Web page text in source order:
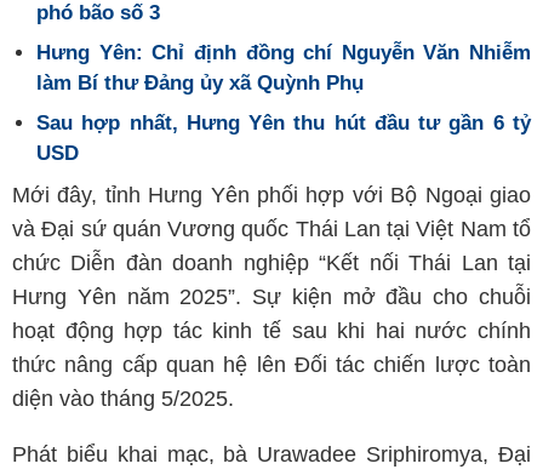
phó bão số 3
Hưng Yên: Chỉ định đồng chí Nguyễn Văn Nhiễm
làm Bí thư Đảng ủy xã Quỳnh Phụ
Sau hợp nhất, Hưng Yên thu hút đầu tư gần 6 tỷ
USD
Mới đây, tỉnh Hưng Yên phối hợp với Bộ Ngoại giao
và Đại sứ quán Vương quốc Thái Lan tại Việt Nam tổ
chức Diễn đàn doanh nghiệp “Kết nối Thái Lan tại
Hưng Yên năm 2025”. Sự kiện mở đầu cho chuỗi
hoạt động hợp tác kinh tế sau khi hai nước chính
thức nâng cấp quan hệ lên Đối tác chiến lược toàn
diện vào tháng 5/2025.
Phát biểu khai mạc, bà Urawadee Sriphiromya, Đại